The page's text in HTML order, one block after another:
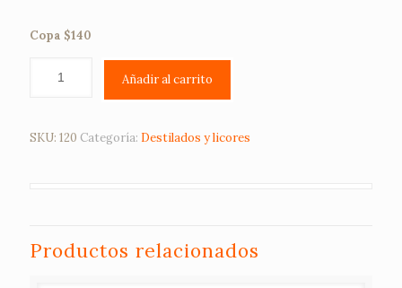
Copa $140
Añadir al carrito
SKU: 120 Categoría: Destilados y licores
Productos relacionados